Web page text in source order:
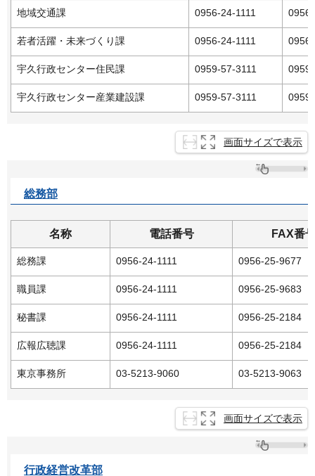
地域交通課 0956-24-1111
若者活躍・未来づくり課 0956-24-1111
宇久行政センター住民課 0959-57-3111
宇久行政センター産業建設課 0959-57-3111
画面サイズで表示
総務部
名称 電話番号 FAX番
総務課 0956-24-1111 0956-25-9677
職員課 0956-24-1111 0956-25-9683
秘書課 0956-24-1111 0956-25-2184
広報広聴課 0956-24-1111 0956-25-2184
東京事務所 03-5213-9060 03-5213-9063
画面サイズで表示
行政経営改革部